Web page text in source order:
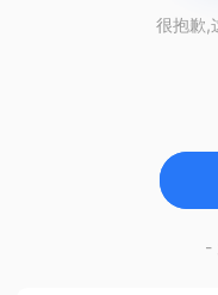
很抱歉,
-